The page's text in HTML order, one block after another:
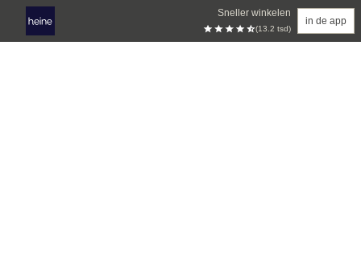
Sneller winkelen
(13.2 tsd)
in de app